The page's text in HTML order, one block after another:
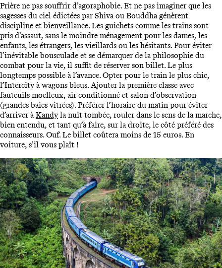
Prière ne pas souffrir d’agoraphobie. Et ne pas imaginer que les
sagesses du ciel édictées par Shiva ou Bouddha génèrent
discipline et bienveillance. Les guichets comme les trains sont
pris d’assaut, sans le moindre ménagement pour les dames, les
enfants, les étrangers, les vieillards ou les hésitants. Pour éviter
l’inévitable bousculade et se démarquer de la philosophie du
combat pour la vie, il suffit de réserver son billet. Le plus
longtemps possible à l’avance. Opter pour le train le plus chic,
l’Intercity à wagons bleus. Ajouter la première classe avec
fauteuils moelleux, air conditionné et salon d’observation
(grandes baies vitrées). Préférer l’horaire du matin pour éviter
d’arriver à Kandyla nuit tombée, rouler dans le sens de la marche,
bien entendu, et tant qu’à faire, sur la droite, le côté préféré des
connaisseurs. Ouf. Le billet coûtera moins de 15 euros. En
voiture, s’il vous plaît !